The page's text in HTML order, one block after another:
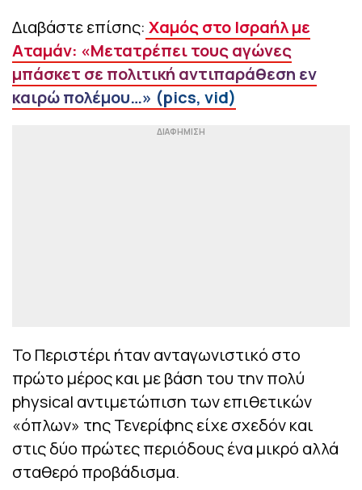
Διαβάστε επίσης: Χαμός στο Ισραήλ με
Αταμάν: «Μετατρέπει τους αγώνες
μπάσκετ σε πολιτική αντιπαράθεση εν
καιρώ πολέμου…» (pics, vid)
Το Περιστέρι ήταν ανταγωνιστικό στο
πρώτο μέρος και με βάση του την πολύ
physical αντιμετώπιση των επιθετικών
«όπλων» της Τενερίφης είχε σχεδόν και
στις δύο πρώτες περιόδους ένα μικρό αλλά
σταθερό προβάδισμα.